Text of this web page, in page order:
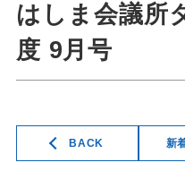
はしま会議所
度 9月号
BACK 新